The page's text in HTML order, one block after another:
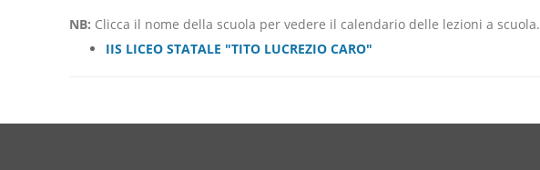
NB: Clicca il nome della scuola per vedere il calendario delle lezioni a scuola.
IIS LICEO STATALE "TITO LUCREZIO CARO"